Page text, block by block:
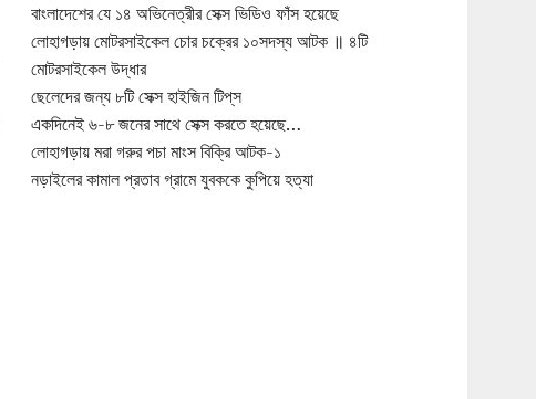
বাংলাদেশের যে ১৪ অভিনেত্রীর সেক্স ভিডিও ফাঁস হয়েছে
লোহাগড়ায় মোটরসাইকেল চোর চক্রের ১০সদস্য আটক ॥ ৪টি
মোটরসাইকেল উদ্ধার
ছেলেদের জন্য ৮টি সেক্স হাইজিন টিপ্‌স
একদিনেই ৬-৮ জনের সাথে সেক্স করতে হয়েছে…
লোহাগড়ায় মরা গরুর পচা মাংস বিক্রি আটক-১
নড়াইলের কামাল প্রতাব গ্রামে যুবককে কুপিয়ে হত্যা